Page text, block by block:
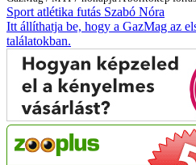
Sport atlétika futás Szabó Nóra
Itt állíthatja be, hogy a GazMag az
találatokban.